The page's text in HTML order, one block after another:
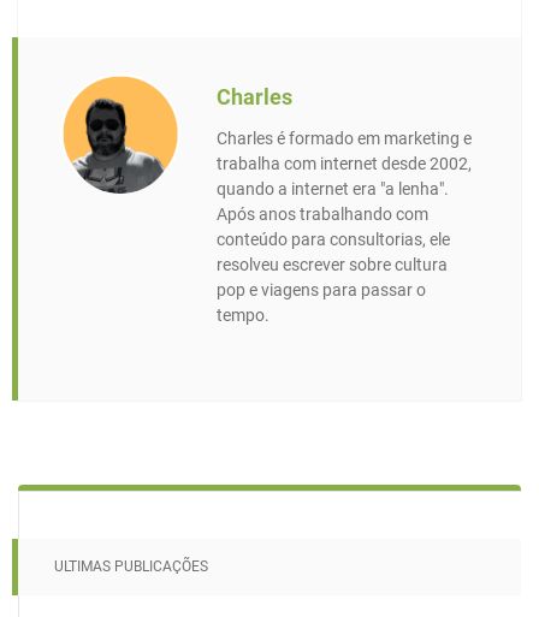
Charles
Charles é formado em marketing e
trabalha com internet desde 2002,
quando a internet era "a lenha".
Após anos trabalhando com
conteúdo para consultorias, ele
resolveu escrever sobre cultura
pop e viagens para passar o
tempo.
ULTIMAS PUBLICAÇÕES